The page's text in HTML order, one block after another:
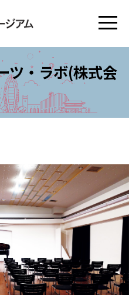
ツ・ラボ(株式会